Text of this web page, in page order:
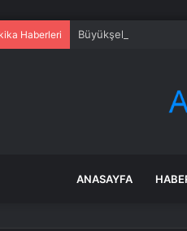
Haberleri Büyükşehir’in Yaz
ANASAYFA